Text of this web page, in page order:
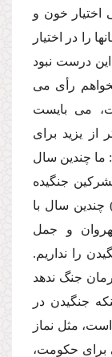
اختیار خون و
را در اختیار
درست نبود
رأى مى
مى بایست
یزید براى
ما چندین سال
جنگیده
چندین سال با
و جمل
را نداریم.
جنگ ندهد
جنگیدن در
مثل نماز
براى حكومت،